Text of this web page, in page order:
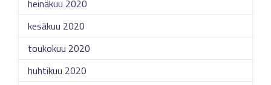
heinäkuu 2020
kesäkuu 2020
toukokuu 2020
huhtikuu 2020